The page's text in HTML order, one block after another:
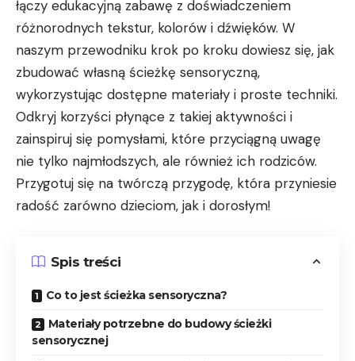
łączy edukacyjną zabawę z doświadczeniem
różnorodnych tekstur, kolorów i dźwięków. W
naszym przewodniku krok po kroku dowiesz się, jak
zbudować własną ścieżkę sensoryczną,
wykorzystując dostępne materiały i proste techniki.
Odkryj korzyści płynące z takiej aktywności i
zainspiruj się pomysłami, które przyciągną uwagę
nie tylko najmłodszych, ale również ich rodziców.
Przygotuj się na twórczą przygodę, która przyniesie
radość zarówno dzieciom, jak i dorosłym!
Spis treści
Co to jest ścieżka sensoryczna?
Materiały potrzebne do budowy ścieżki
sensorycznej